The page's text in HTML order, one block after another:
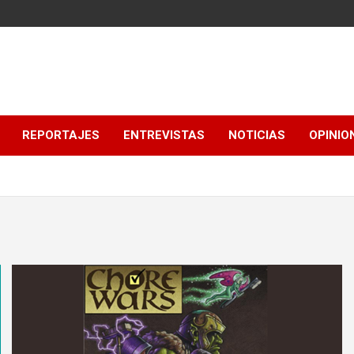
REPORTAJES ENTREVISTAS NOTICIAS